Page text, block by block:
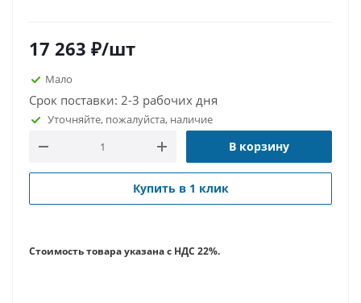
17 263 ₽/шт
Мало
Срок поставки: 2-3 рабочих дня
Уточняйте, пожалуйста, наличие
В корзину
Купить в 1 клик
Стоимость товара указана с НДС 22%.